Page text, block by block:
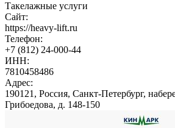
Такелажные услуги
Сайт:
https://heavy-lift.ru
Телефон:
+7 (812) 24-000-44
ИНН:
7810458486
Адрес:
190121, Россия, Санкт-Петербург,
Грибоедова, д. 148-150